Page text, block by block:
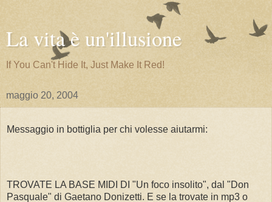
La vita è un'illusione
If You Can't Hide It, Just Make It Red!
maggio 20, 2004
Messaggio in bottiglia per chi volesse aiutarmi:
TROVATE LA BASE MIDI DI "Un foco insolito", dal "Don
Pasquale" di Gaetano Donizetti. E se la trovate in mp3 o